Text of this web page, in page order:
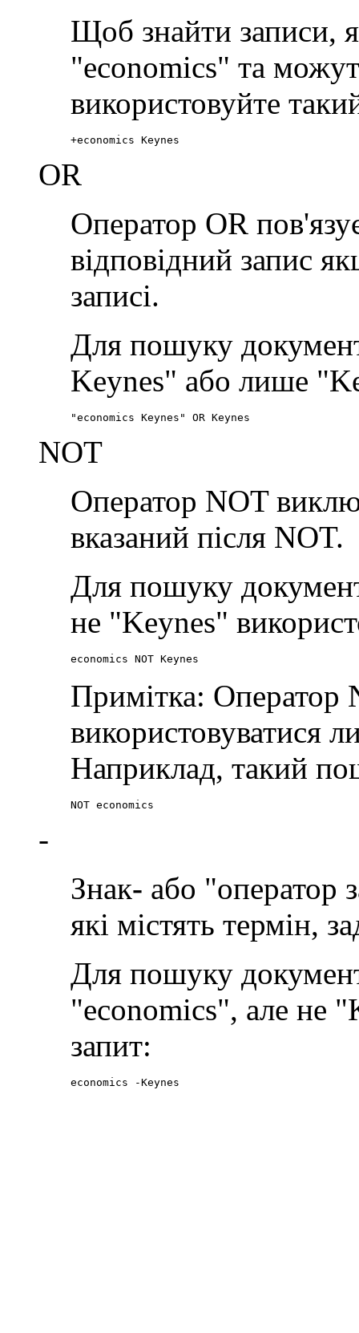
Щоб знайти записи,
"economics" та
використовуйте
+economics Keynes
OR
Оператор OR
відповідний запис
записі.
Для пошуку
Keynes" або лише
"economics Keynes" OR Keynes
NOT
Оператор NOT
вказаний після NOT.
Для пошуку
не "Keynes"
economics NOT Keynes
Примітка: Оператор
використовуватися
Наприклад, такий
NOT economics
-
Знак- або "оператор
які містять термін,
Для пошуку
"economics", але не
запит:
economics -Keynes